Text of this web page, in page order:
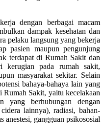
dengan berbagai macam
dampak kesehatan dan
pelaku langsung yang bekerja
pasien maupun pengunjung
terdapat di Rumah Sakit dan
kerugian pada rumah sakit,
masyarakat sekitar. Selain
bahaya-bahaya lain yang
Sakit, yaitu kecelakaan
yang berhubungan dengan
lainnya), radiasi, bahan-
anestesi, gangguan psikososial